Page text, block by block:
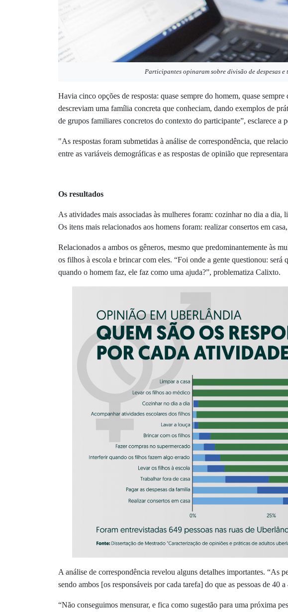
Participantes opinaram sobre divisão de despesas
Havia cinco opções de resposta: quase sempre do homem, quase
descreviam uma família concreta que conheciam, dando exemplos de
de grupos familiares concretos do contexto do participante”, esclarece a
"As respostas foram submetidas à análise de correspondência, que
entre as variáveis demográficas e as respostas de opinião que
Os resultados
As atividades mais associadas às mulheres foram: cozinhar no dia a
Os itens mais relacionados aos homens foram: realizar consertos em
Relacionados a ambos os gêneros, mesmo que predominantemente às
os filhos à escola e brincar com eles. “Foi onde a gente questionou:
quando o homem faz, ele faz como uma ajuda?”, problematiza Calixto.
A análise de correspondência revelou alguns detalhes importantes. “As
sendo ambos [os responsáveis por cada tarefa] do que as pessoas de 40
“Não conseguimos mensurar, e fica como sugestão para uma próxima